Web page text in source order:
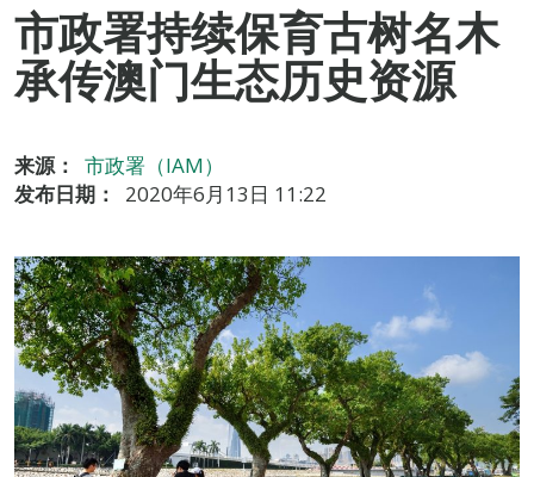
市政署持续保育古树名木
承传澳门生态历史资源
来源：
市政署（IAM）
发布日期：
2020年6月13日 11:22